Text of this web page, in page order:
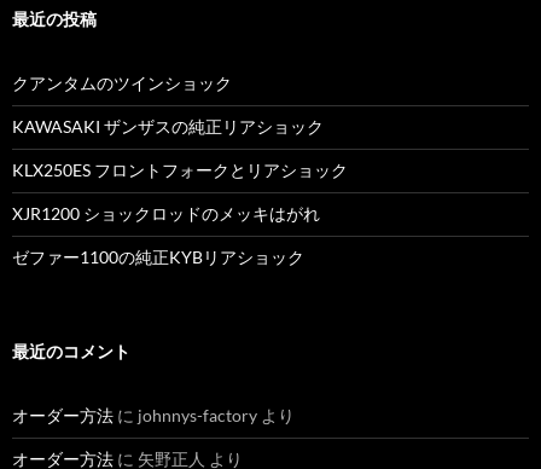
最近の投稿
クアンタムのツインショック
KAWASAKI ザンザスの純正リアショック
KLX250ES フロントフォークとリアショック
XJR1200 ショックロッドのメッキはがれ
ゼファー1100の純正KYBリアショック
最近のコメント
オーダー方法 に johnnys-factory より
オーダー方法 に 矢野正人 より